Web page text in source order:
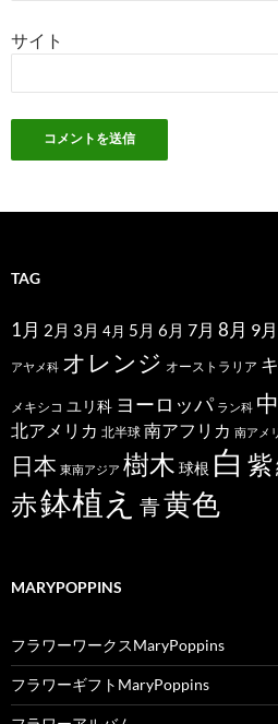
サイト
TAG
1月 2月 3月 4月 5月 6月 7月 8月 9月
アヤメ科 オレンジ オーストラリア
メキシコ ユリ科 ヨーロッパ ラン科
北アメリカ 北半球 南アフリカ 南アメ
日本 東南アジア 樹木 球根 白 紫
赤鉢植え 青黄色
MARYPOPPINS
フラワーワークスMaryPoppins
フラワーギフトMaryPoppins